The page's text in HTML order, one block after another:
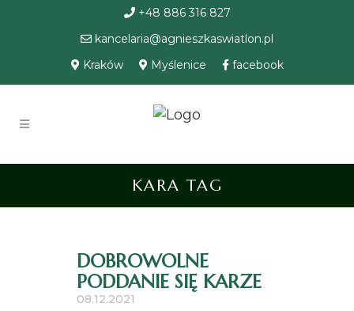
+48 886 316 827
kancelaria@agnieszkaswiatlon.pl
Kraków
Myślenice facebook
KARA TAG
DOBROWOLNE
PODDANIE SIĘ KARZE
08.12.2021